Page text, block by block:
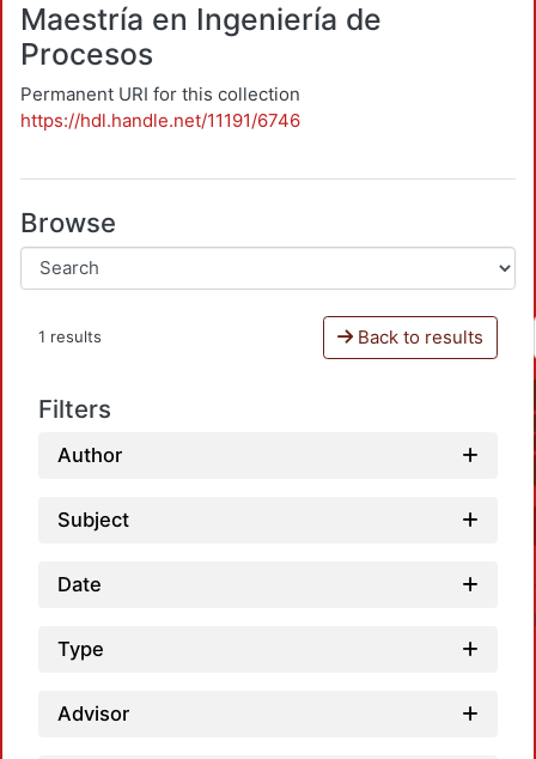
Maestría en Ingeniería de
Procesos
Permanent URI for this collection
https://hdl.handle.net/11191/6746
Browse
1 results Back to results
Filters
Author
Subject
Date
Type
Advisor